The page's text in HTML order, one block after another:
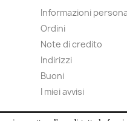
Informazioni
Ordini
Note di credito
Indirizzi
Buoni
I miei avvisi